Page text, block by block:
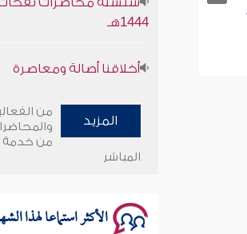
1444هـ
سلسلة محاضرات نفحات
1444هـ
المزيد
من
من خدمة
المباشر
الأكثر استماعا لهذا